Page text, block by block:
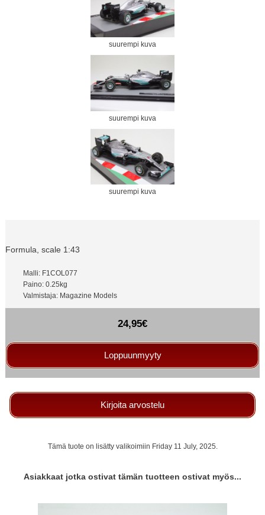
suurempi kuva
suurempi kuva
suurempi kuva
Formula, scale 1:43
Malli: F1COL077
Paino: 0.25kg
Valmistaja: Magazine Models
24,95€
Loppuunmyyty
Kirjoita arvostelu
Tämä tuote on lisätty valikoimiin Friday 11 July, 2025.
Asiakkaat jotka ostivat tämän tuotteen ostivat myös...